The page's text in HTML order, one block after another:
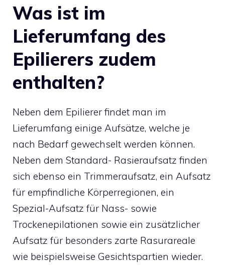
Was ist im
Lieferumfang des
Epilierers zudem
enthalten?
Neben dem Epilierer findet man im
Lieferumfang einige Aufsätze, welche je
nach Bedarf gewechselt werden können.
Neben dem Standard- Rasieraufsatz finden
sich ebenso ein Trimmeraufsatz, ein Aufsatz
für empfindliche Körperregionen, ein
Spezial-Aufsatz für Nass- sowie
Trockenepilationen sowie ein zusätzlicher
Aufsatz für besonders zarte Rasurareale
wie beispielsweise Gesichtspartien wieder.